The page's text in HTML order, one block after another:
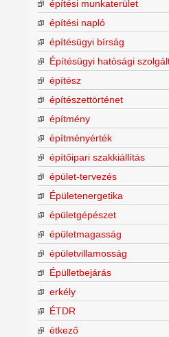
építési munkaterület
építési napló
építésügyi bírság
Építésügyi hatósági
építész
építészettörténet
építmény
építményérték
építőipari szakkiállítás
épület-tervezés
Épületenergetika
épületgépészet
épületmagasság
épületvillamosság
Épülletbejárás
erkély
ÉTDR
étkező